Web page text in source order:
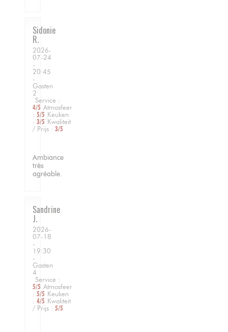
Sidonie
R
2026-
07-24
-
20:45
-
Gasten
2
Service :
4/5 Atmosfeer
: 5/5 Keuken
: 3/5 Kwaliteit
/ Prijs : 3/5
Ambiance
très
agréable.
Sandrine
J
2026-
07-18
-
19:30
-
Gasten
4
Service :
5/5 Atmosfeer
: 5/5 Keuken
: 4/5 Kwaliteit
/ Prijs : 5/5